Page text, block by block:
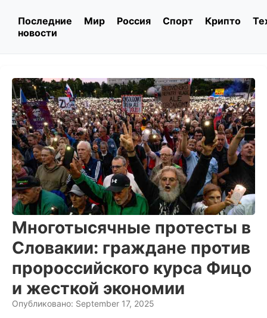
Последние
новости
Мир Россия Спорт Крипто
Многотысячные протесты в
Словакии: граждане против
пророссийского курса Фицо
и жесткой экономии
Опубликовано: September 17, 2025